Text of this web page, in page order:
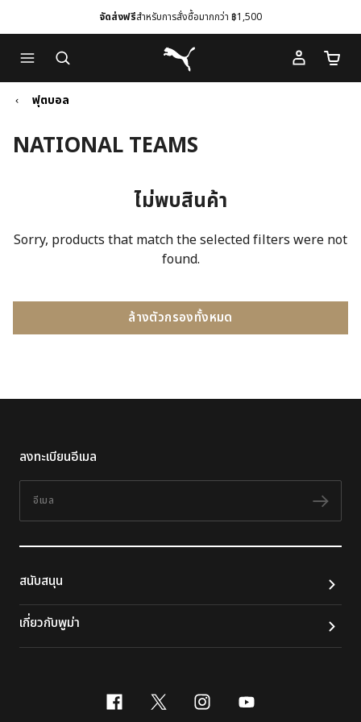
to
Main
content
to
Footer
Content
จัดส่งฟรีสำหรับการสั่งซื้อมากกว่า ฿1,500
Puma โฮม
จำนว
ฟุตบอล
NATIONAL TEAMS
ไม่พบสินค้า
Sorry, products that match the selected filters were not
found.
ล้างตัวกรองทั้งหมด
ลงทะเบียนอีเมล
ติดต
สนับสนุน
เกี่ยวกับพูม่า
facebook
x-twitter
instagram
youtube